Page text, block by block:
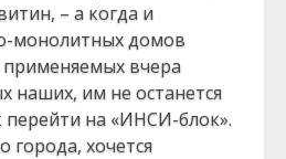
– а когда и
монолитных домов
применяемых вчера
наших, им не останется
перейти на «ИНСИ-блок».
города, хочется